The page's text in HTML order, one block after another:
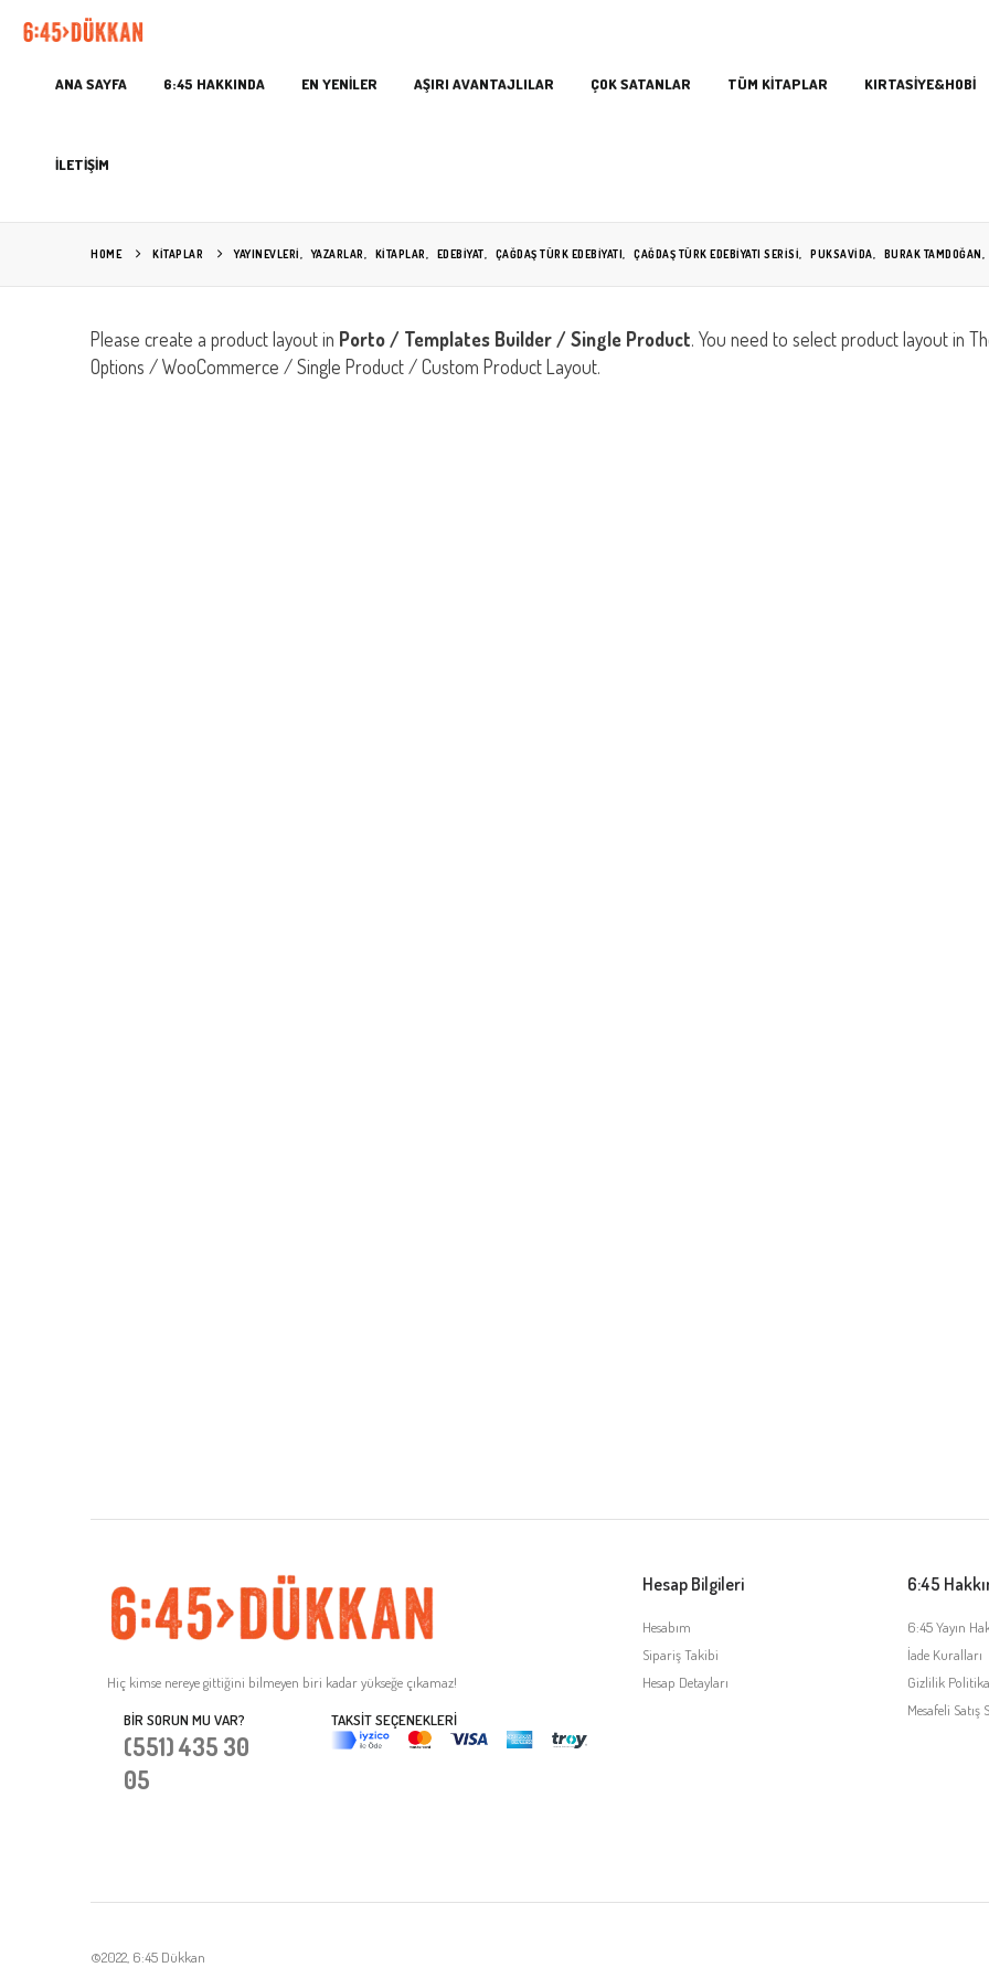
ANA SAYFA 6:45 HAKKINDA EN YENİLER AŞIRI AVANTAJLILAR ÇOK SATANLAR TÜM KİTAPLAR KIRTASİYE&HOBİ
İLETİŞİM
HOME KITAPLAR YAYINEVLERİ YAZARLAR KİTAPLAR EDEBIYAT ÇAĞDAŞ TÜRK EDEBIYATI ÇAĞDAŞ TÜRK EDEBIYATI SERISI PUKSAVIDA BURAK TAMDOĞAN
Please create a product layout in Porto / Templates Builder / Single Product. You need to select product layout in
Options / WooCommerce / Single Product / Custom Product Layout.
Hiç kimse nereye gittiğini bilmeyen biri kadar yükseğe çıkamaz!
BIR SORUN MU VAR?
(551) 435 30
05
TAKSIT SEÇENEKLERI
Hesap Bilgileri
Hesabım
Sipariş Takibi
Hesap Detayları
6:45
6:45 Yayın
İade Kuralları
Gizlilik
Mesafeli Satış
©2022, 6:45 Dükkan